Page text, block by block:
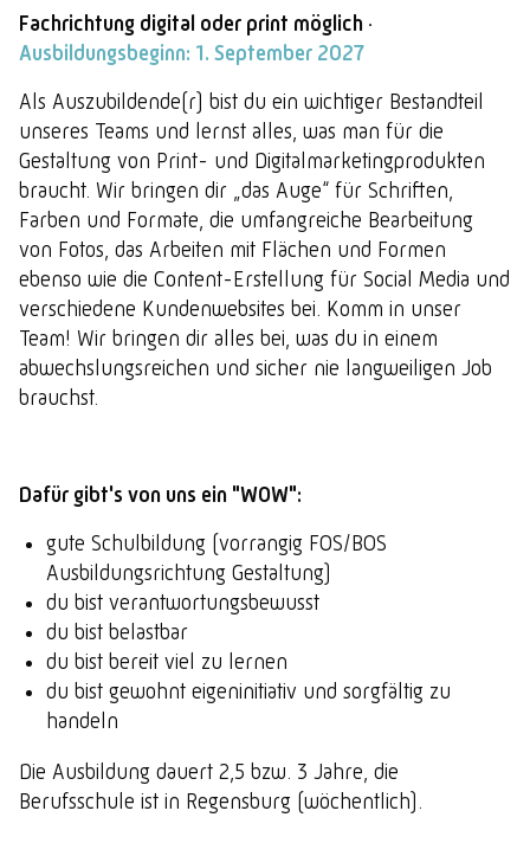
Fachrichtung digital oder print möglich ·
Ausbildungsbeginn: 1. September 2027
Als Auszubildende(r) bist du ein wichtiger Bestandteil
unseres Teams und lernst alles, was man für die
Gestaltung von Print- und Digitalmarketingprodukten
braucht. Wir bringen dir „das Auge“ für Schriften,
Farben und Formate, die umfangreiche Bearbeitung
von Fotos, das Arbeiten mit Flächen und Formen
ebenso wie die Content-Erstellung für Social Media und
verschiedene Kundenwebsites bei. Komm in unser
Team! Wir bringen dir alles bei, was du in einem
abwechslungsreichen und sicher nie langweiligen Job
brauchst.
Dafür gibt's von uns ein "WOW":
gute Schulbildung (vorrangig FOS/BOS
Ausbildungsrichtung Gestaltung)
du bist verantwortungsbewusst
du bist belastbar
du bist bereit viel zu lernen
du bist gewohnt eigeninitiativ und sorgfältig zu
handeln
Die Ausbildung dauert 2,5 bzw. 3 Jahre, die
Berufsschule ist in Regensburg (wöchentlich).